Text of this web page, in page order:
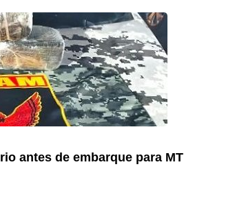
antes de embarque para MT